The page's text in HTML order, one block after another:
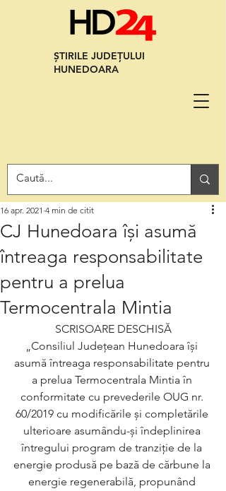
ȘTIRILE JUDEȚULUI
HUNEDOARA
CJ Hunedoara își asumă
întreaga responsabilitate
pentru a prelua
Termocentrala Mintia
16 apr. 2021 4 min de citit
SCRISOARE DESCHISĂ
„Consiliul Județean Hunedoara își
asumă întreaga responsabilitate pentru
a prelua Termocentrala Mintia în
conformitate cu prevederile OUG nr.
60/2019 cu modificările și completările
ulterioare asumându-și îndeplinirea
întregului program de tranziție de la
energie produsă pe bază de cărbune la
energie regenerabilă, propunând